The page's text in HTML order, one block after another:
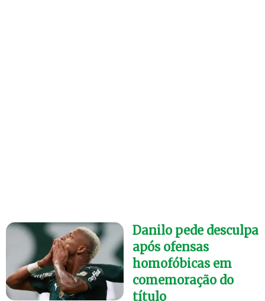
Danilo pede desculpa
após ofensas
homofóbicas em
comemoração do
título